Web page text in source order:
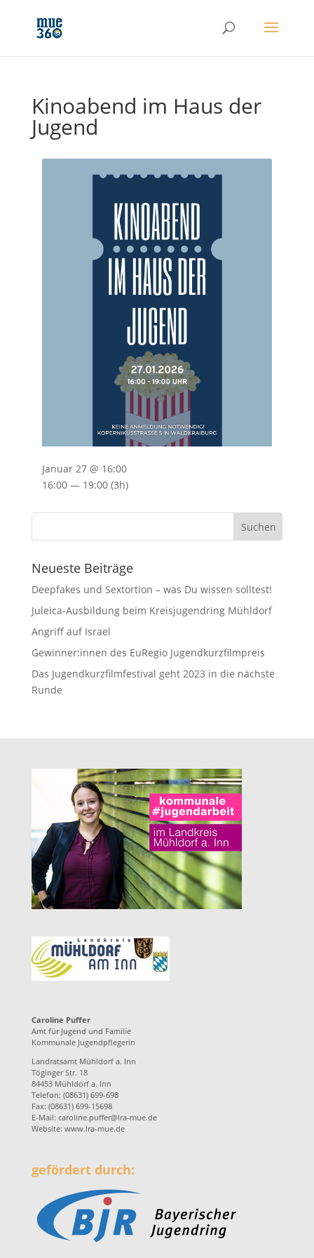
Kinoabend im Haus der
Jugend
Januar 27 @ 16:00
16:00 — 19:00 (3h)
Neueste Beiträge
Deepfakes und Sextortion – was Du wissen solltest!
Juleica-Ausbildung beim Kreisjugendring Mühldorf
Angriff auf Israel
Gewinner:innen des EuRegio Jugendkurzfilmpreis
Das Jugendkurzfilmfestival geht 2023 in die nächste
Runde
Caroline Puffer
Amt für Jugend und Familie
Kommunale Jugendpflegerin
Landratsamt Mühldorf a. Inn
Töginger Str. 18
84453 Mühldorf a. Inn
Telefon: (08631) 699-698
Fax: (08631) 699-15698
E-Mail: caroline.puffer@lra-mue.de
Website: www.lra-mue.de
gefördert durch: